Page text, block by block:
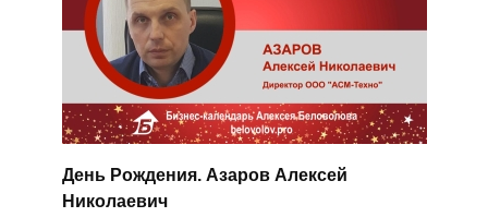
День Рождения. Азаров Алексей
Николаевич